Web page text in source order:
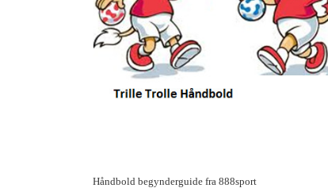
Håndbold begynderguide fra 888sport